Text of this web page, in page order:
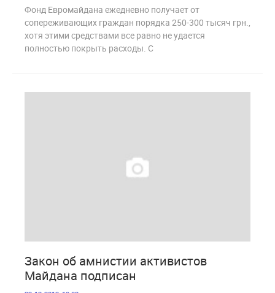
Фонд Евромайдана ежедневно получает от
сопереживающих граждан порядка 250-300 тысяч грн.,
хотя этими средствами все равно не удается
полностью покрыть расходы. С
Закон об амнистии активистов
Майдана подписан